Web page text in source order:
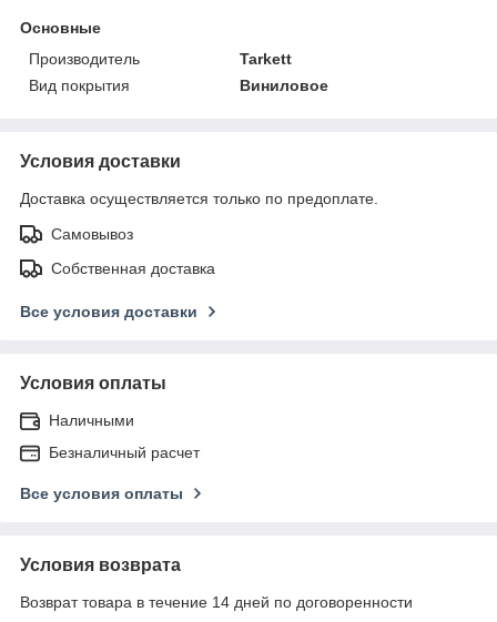
Основные
Производитель
Tarkett
Вид покрытия
Виниловое
Условия доставки
Доставка осуществляется только по предоплате.
Самовывоз
Собственная доставка
Все условия доставки
Условия оплаты
Наличными
Безналичный расчет
Все условия оплаты
Условия возврата
Возврат товара в течение 14 дней по договоренности